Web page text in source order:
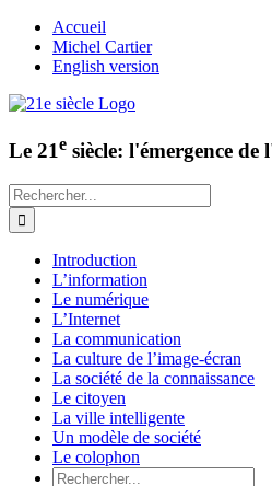
Passer
contenu
Accueil
Michel Cartier
English version
Le 21e siècle: l'émergence
Rechercher:
Introduction
L’information
Le numérique
L’Internet
La communication
La culture de l’image-écran
La société de la connaissance
Le citoyen
La ville intelligente
Un modèle de société
Le colophon
Rechercher: